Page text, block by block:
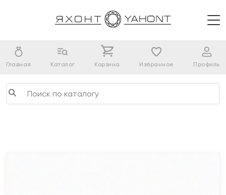
Главная Каталог Корзина Избранное Профиль